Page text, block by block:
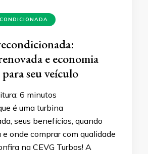
e economia
seu veículo
6 minutos
é uma turbina
seus benefícios, quando
onde comprar com qualidade
na CEVG Turbos! A